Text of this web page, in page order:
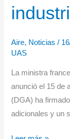
multimisión
con
de
aérea
mejorada
Aire, Noticias /
UAS
La ministra
anunció el 15 de
(DGA) ha
adicionales y un